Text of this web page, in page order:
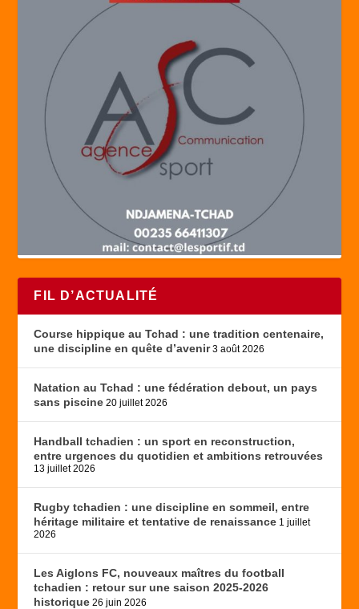
FIL D’ACTUALITÉ
Course hippique au Tchad : une tradition centenaire,
une discipline en quête d’avenir 3 août 2026
Natation au Tchad : une fédération debout, un pays
sans piscine 20 juillet 2026
Handball tchadien : un sport en reconstruction,
entre urgences du quotidien et ambitions retrouvées
13 juillet 2026
Rugby tchadien : une discipline en sommeil, entre
héritage militaire et tentative de renaissance 1 juillet
2026
Les Aiglons FC, nouveaux maîtres du football
tchadien : retour sur une saison 2025-2026
historique 26 juin 2026